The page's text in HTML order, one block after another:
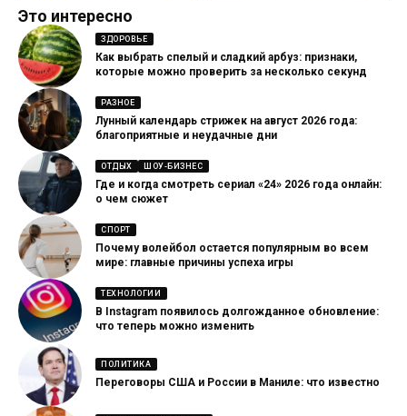
Это интересно
ЗДОРОВЬЕ
Как выбрать спелый и сладкий арбуз: признаки,
которые можно проверить за несколько секунд
РАЗНОЕ
Лунный календарь стрижек на август 2026 года:
благоприятные и неудачные дни
ОТДЫХ ШОУ-БИЗНЕС
Где и когда смотреть сериал «24» 2026 года онлайн:
о чем сюжет
СПОРТ
Почему волейбол остается популярным во всем
мире: главные причины успеха игры
ТЕХНОЛОГИИ
В Instagram появилось долгожданное обновление:
что теперь можно изменить
ПОЛИТИКА
Переговоры США и России в Маниле: что известно